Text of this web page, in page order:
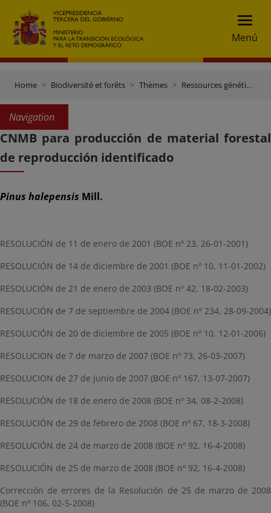
Menú
Home Biodiversité et forêts Thèmes Ressources génétiques et contrôle du commerce
Navigation
CNMB para producción de material forestal
de reproducción identificado
Pinus halepensis Mill.
RESOLUCIÓN de 11 de enero de 2001 (BOE nº 23, 26-01-2001)
RESOLUCIÓN de 14 de diciembre de 2001 (BOE nº 10, 11-01-2002)
RESOLUCIÓN de 21 de enero de 2003 (BOE nº 42, 18-02-2003)
RESOLUCIÓN de 7 de septiembre de 2004 (BOE nº 234, 28-09-2004)
RESOLUCIÓN de 20 de diciembre de 2005 (BOE nº 10, 12-01-2006)
RESOLUCION de 7 de marzo de 2007 (BOE nº 73, 26-03-2007)
RESOLUCION de 27 de junio de 2007 (BOE nº 167, 13-07-2007)
RESOLUCIÓN de 18 de enero de 2008 (BOE nº 34, 08-2-2008)
RESOLUCIÓN de 29 de febrero de 2008 (BOE nº 67, 18-3-2008)
RESOLUCIÓN de 24 de marzo de 2008 (BOE nº 92, 16-4-2008)
RESOLUCIÓN de 25 de marzo de 2008 (BOE nº 92, 16-4-2008)
Corrección de errores de la Resolución de 25 de marzo de 2008
(BOE nº 106, 02-5-2008)